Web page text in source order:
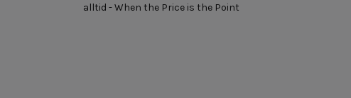
alltid - When the Price is the Point